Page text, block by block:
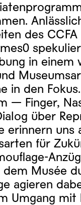
des CCFA
in einem
in den
— Finger,
über
erinnern
für
Musée
agieren
Umgang